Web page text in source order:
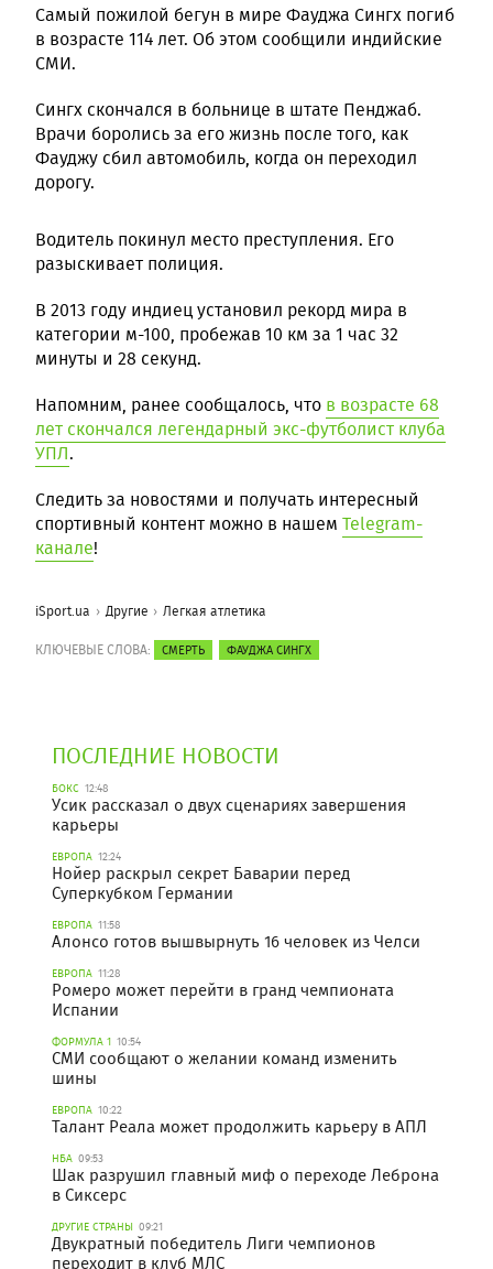
Самый пожилой бегун в мире Фауджа Сингх погиб
в возрасте 114 лет. Об этом сообщили индийские
СМИ.
Сингх скончался в больнице в штате Пенджаб.
Врачи боролись за его жизнь после того, как
Фауджу сбил автомобиль, когда он переходил
дорогу.
Водитель покинул место преступления. Его
разыскивает полиция.
В 2013 году индиец установил рекорд мира в
категории м-100, пробежав 10 км за 1 час 32
минуты и 28 секунд.
Напомним, ранее сообщалось, что в возрасте 68
лет скончался легендарный экс-футболист клуба
УПЛ.
Следить за новостями и получать интересный
спортивный контент можно в нашем Telegram-
канале!
iSport.ua Другие Легкая атлетика
КЛЮЧЕВЫЕ СЛОВА: СМЕРТЬ ФАУДЖА СИНГХ
ПОСЛЕДНИЕ НОВОСТИ
БОКС 12:48
Усик рассказал о двух сценариях завершения
карьеры
ЕВРОПА 12:24
Нойер раскрыл секрет Баварии перед
Суперкубком Германии
ЕВРОПА 11:58
Алонсо готов вышвырнуть 16 человек из Челси
ЕВРОПА 11:28
Ромеро может перейти в гранд чемпионата
Испании
ФОРМУЛА 1 10:54
СМИ сообщают о желании команд изменить
шины
ЕВРОПА 10:22
Талант Реала может продолжить карьеру в АПЛ
НБА 09:53
Шак разрушил главный миф о переходе Леброна
в Сиксерс
ДРУГИЕ СТРАНЫ 09:21
Двукратный победитель Лиги чемпионов
переходит в клуб МЛС